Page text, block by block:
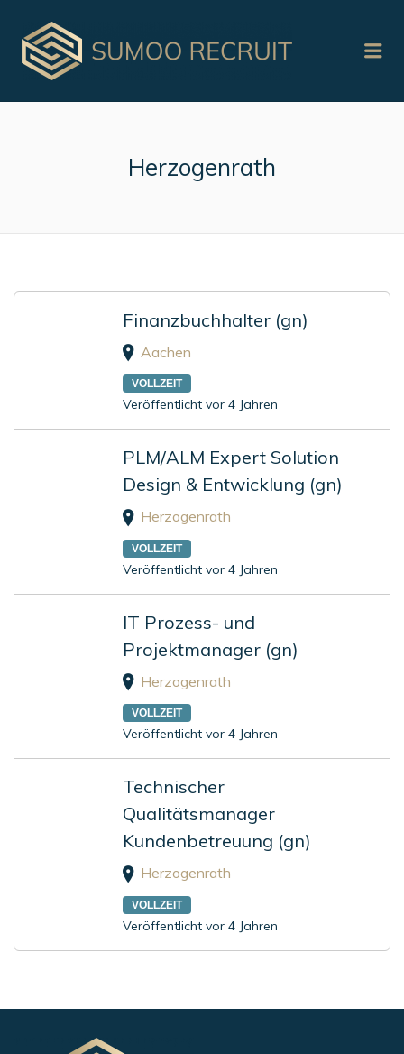
Herzogenrath
Finanzbuchhalter (gn)
Aachen
VOLLZEIT
Veröffentlicht vor 4 Jahren
PLM/ALM Expert Solution
Design & Entwicklung (gn)
Herzogenrath
VOLLZEIT
Veröffentlicht vor 4 Jahren
IT Prozess- und
Projektmanager (gn)
Herzogenrath
VOLLZEIT
Veröffentlicht vor 4 Jahren
Technischer
Qualitätsmanager
Kundenbetreuung (gn)
Herzogenrath
VOLLZEIT
Veröffentlicht vor 4 Jahren